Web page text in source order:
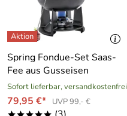
Spring Fondue-Set Saas-
Fee aus Gusseisen
Sofort lieferbar, versandkostenfrei
79,95 €* UVP 99,- €
*****